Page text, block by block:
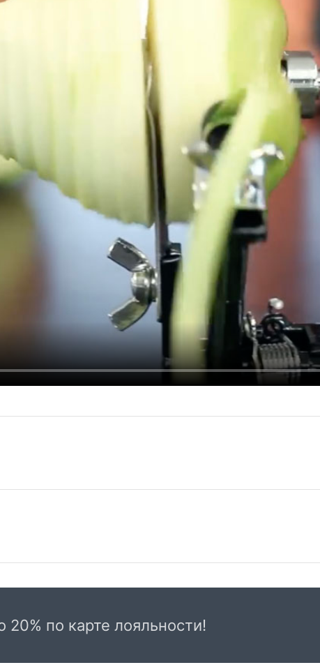
Самовывоз из магазина на Трубной
интернет-магазина, вы можете заказать и
самостоятельно забрать по адресу: г. Москва,
20% по карте лояльности!